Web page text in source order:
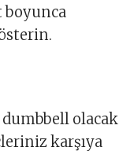
boyunca
dumbbell olacak
karşıya